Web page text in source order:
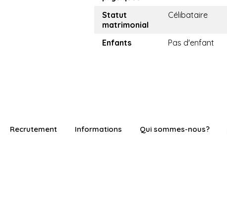
Statut
matrimonial
Célibataire
Enfants Pas d'enfant
Recrutement Informations Qui sommes-nous?